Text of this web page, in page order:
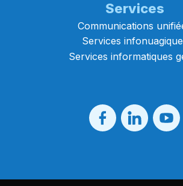
Services
Communications
Services
Services informatiques